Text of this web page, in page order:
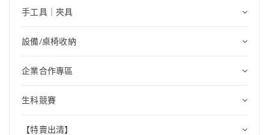
手工具｜夾具
設備/桌椅收納
企業合作專區
生科競賽
【特賣出清】